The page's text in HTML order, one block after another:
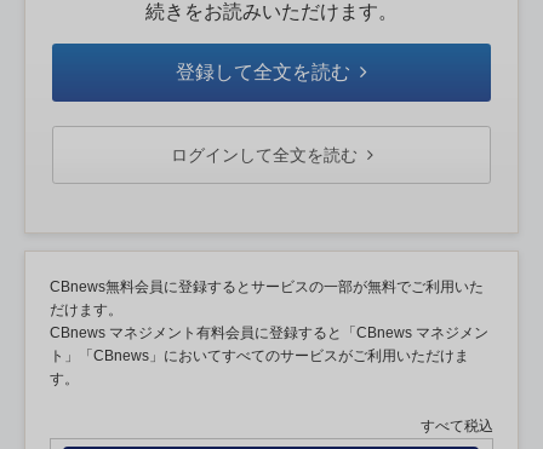
続きをお読みいただけます。
登録して全文を読む
ログインして全文を読む
CBnews無料会員に登録するとサービスの一部が無料でご利用いた
だけます。
CBnews マネジメント有料会員に登録すると「CBnews マネジメン
ト」「CBnews」においてすべてのサービスがご利用いただけま
す。
すべて税込